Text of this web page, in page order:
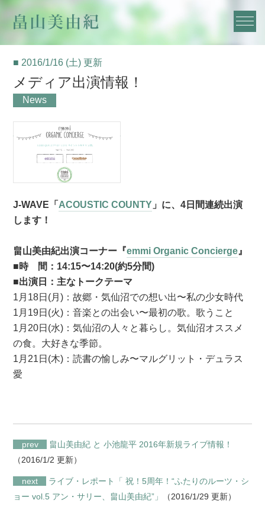
■ 2016/1/16 (土) 更新
メディア出演情報！
News
J-WAVE「 ACOUSTIC COUNTY 」に、4日間連続出演
します！
畠山美由紀出演コーナー『emmi Organic Concierge 』
■時 間：14:15〜14:20(約5分間)
■出演日：主なトークテーマ
1月18日(月)：故郷・気仙沼での想い出〜私の少女時代
1月19日(火)：音楽との出会い〜最初の歌。歌うこと
1月20日(水)：気仙沼の人々と暮らし。気仙沼オススメ
の食。大好きな季節。
1月21日(木)：読書の愉しみ〜マルグリット・デュラス
愛
prev
畠山美由紀 と 小池龍平 2016年新規ライブ情報！
（2016/1/2 更新）
next
ライブ・レポート「 祝！5周年！“ふたりのルーツ・シ
ョー vol.5 アン・サリー、畠山美由紀”」
（2016/1/29 更新）